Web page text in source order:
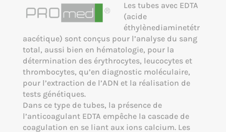
Les tubes avec EDTA
(acide
éthylènediaminetétr
aacétique) sont conçus pour l’analyse du sang
total, aussi bien en hématologie, pour la
détermination des érythrocytes, leucocytes et
thrombocytes, qu’en diagnostic moléculaire,
pour l’extraction de l’ADN et la réalisation de
tests génétiques.
Dans ce type de tubes, la présence de
l’anticoagulant EDTA empêche la cascade de
coagulation en se liant aux ions calcium. Les